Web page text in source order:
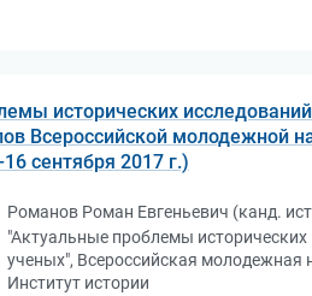
исторических
Всероссийской молодежной
сентября 2017 г.)
Романов Роман Евгеньевич (канд.
"Актуальные проблемы
ученых", Всероссийская молодежная
Институт истории